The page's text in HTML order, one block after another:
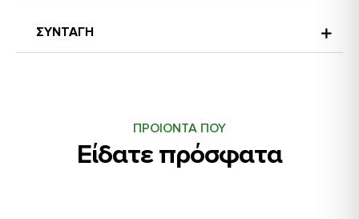
ΣΥΝΤΑΓΗ
ΠΡΟΙΟΝΤΑ ΠΟΥ
Είδατε πρόσφατα